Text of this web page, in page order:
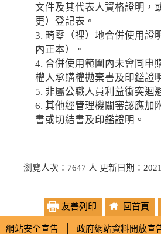
文件及其代表人資格證明，
更）登記表。
3. 畸零（裡）地合併使用證
內正本）。
4. 合併使用範圍內未會同申
權人承購權拋棄書及印鑑證
5. 非屬公職人員利益衝突迴
6. 其他經管理機關審認應加
書或切結書及印鑑證明。
瀏覽人次：7647 人 更新日期：
友善列印 回首頁
網站安全宣告
政府網站資料開放宣